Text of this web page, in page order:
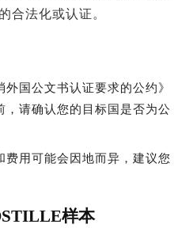
合法化或认证。
国公文书认证要求的公约》
，请确认您的目标国是否为公
费用可能会因地而异，建议您
样本